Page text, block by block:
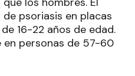
psoriasis en placas
16-22 años de edad.
en personas de 57-60